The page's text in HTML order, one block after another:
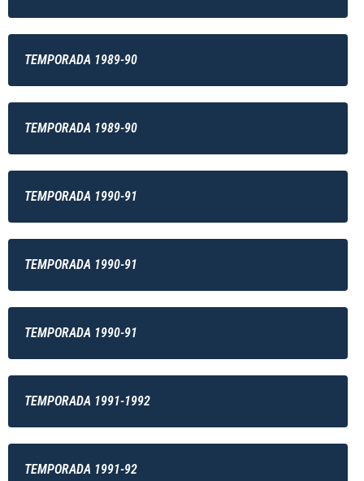
TEMPORADA 1989-90
TEMPORADA 1989-90
TEMPORADA 1990-91
TEMPORADA 1990-91
TEMPORADA 1990-91
TEMPORADA 1991-1992
TEMPORADA 1991-92